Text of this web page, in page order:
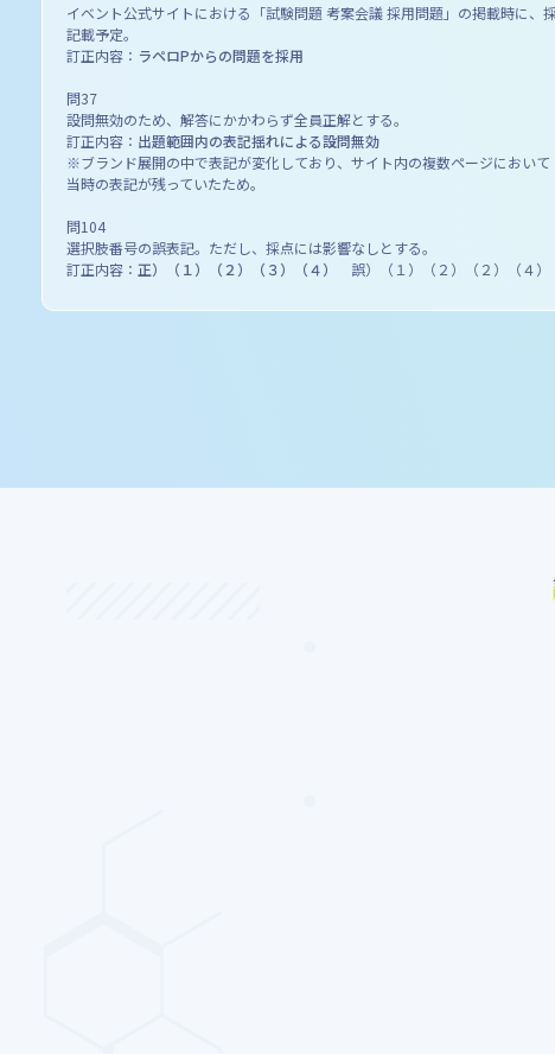
イベント公式サイトにおける「試験問題 考案会議 採用問題」の掲載時に、
記載予定。
訂正内容： ラペロPからの問題を採用
問37
設問無効のため、解答にかかわらず全員正解とする。
訂正内容： 出題範囲内の表記揺れによる設問無効
※ブランド展開の中で表記が変化しており、サイト内の複数ページにおいて
当時の表記が残っていたため。
問104
選択肢番号の誤表記。ただし、採点には影響なしとする。
訂正内容： 正）（１）（２）（３）（４） 誤）（１）（２）（２）（４）